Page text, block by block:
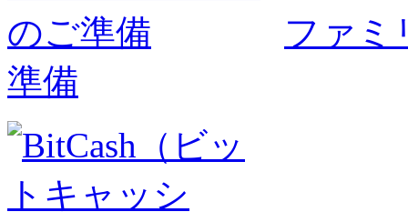
ファミ
準備